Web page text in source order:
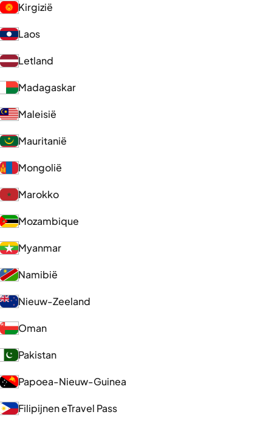
Kirgizië
Laos
Letland
Madagaskar
Maleisië
Mauritanië
Mongolië
Marokko
Mozambique
Myanmar
Namibië
Nieuw-Zeeland
Oman
Pakistan
Papoea-Nieuw-Guinea
Filipijnen eTravel Pass